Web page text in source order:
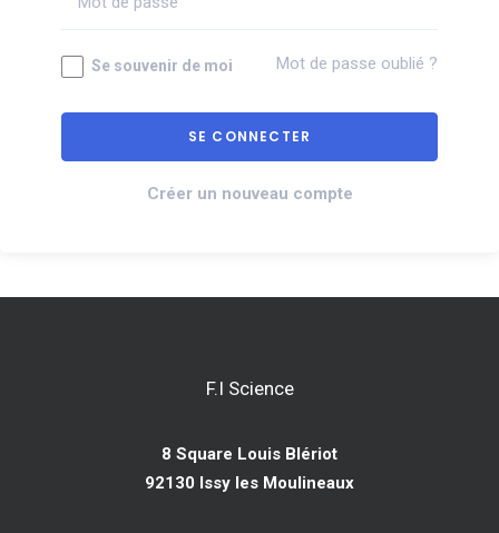
Se souvenir de moi Mot de passe oublié ?
Créer un nouveau compte
F.I Science
8 Square Louis Blériot
92130 Issy les Moulineaux